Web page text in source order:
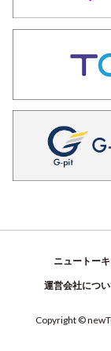
ニュートー
運営会社につ
Copyright ©